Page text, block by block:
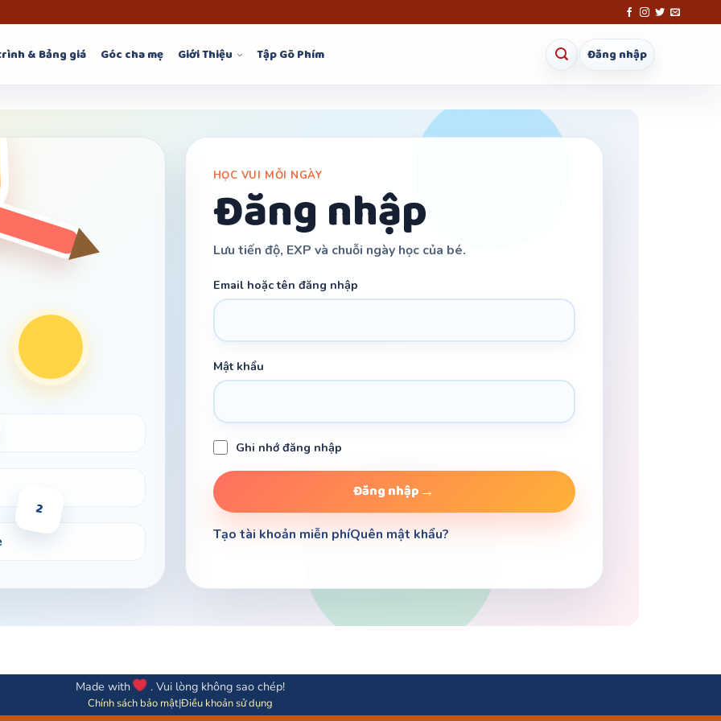
& Bảng giá Góc cha mẹ Giới Thiệu Tập Gõ Phím Đăng nhập
2
HỌC VUI MỖI NGÀY
Đăng nhập
Lưu tiến độ, EXP và chuỗi ngày học của bé.
Email hoặc tên đăng nhập
Mật khẩu
Ghi nhớ đăng nhập
Đăng nhập
Tạo tài khoản miễn phíQuên mật khẩu?
Made with . Vui lòng không sao chép!
Chính sách bảo mật|Điều khoản sử dụng